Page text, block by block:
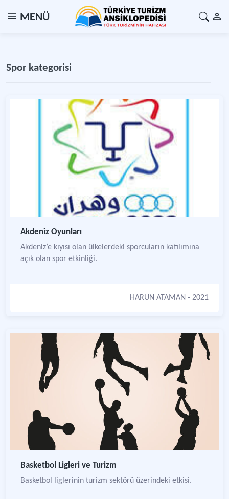
MENÜ
Spor kategorisi
Akdeniz Oyunları
Akdeniz’e kıyısı olan ülkelerdeki sporcuların katılımına
açık olan spor etkinliği.
HARUN ATAMAN - 2021
Basketbol Ligleri ve Turizm
Basketbol liglerinin turizm sektörü üzerindeki etkisi.